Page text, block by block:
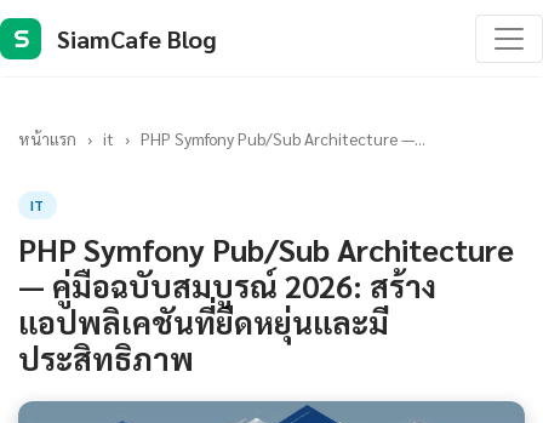
S SiamCafe Blog
หน้าแรก › it › PHP Symfony Pub/Sub Architecture —...
IT
PHP Symfony Pub/Sub Architecture
— คู่มือฉบับสมบูรณ์ 2026: สร้าง
แอปพลิเคชันที่ยืดหยุ่นและมี
ประสิทธิภาพ